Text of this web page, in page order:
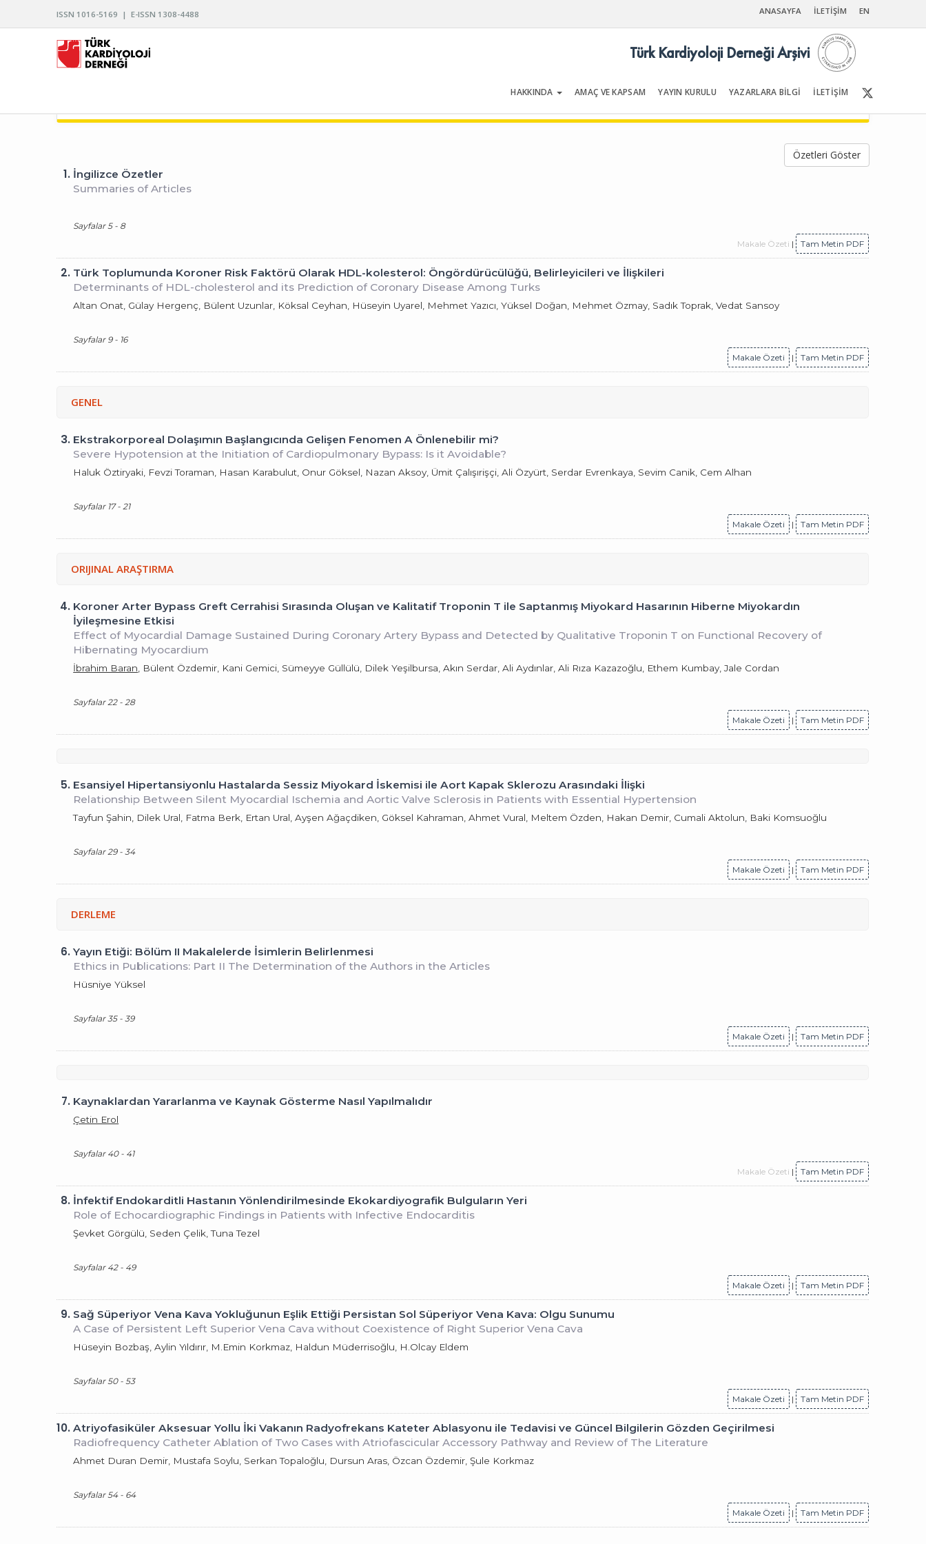
ISSN 1016-5169 | E-ISSN 1308-4488 ANASAYFA İLETİŞİM EN
HAKKINDA AMAÇ VE KAPSAM YAYIN KURULU YAZARLARA BİLGİ İLETİŞİM
Türk Kardiyoloji Derneği Arşivi
Özetleri Göster
1. İngilizce Özetler
Summaries of Articles
Sayfalar 5 - 8
Makale Özeti | Tam Metin PDF
2. Türk Toplumunda Koroner Risk Faktörü Olarak HDL-kolesterol: Öngördürücülüğü, Belirleyicileri ve İlişkileri
Determinants of HDL-cholesterol and its Prediction of Coronary Disease Among Turks
Altan Onat, Gülay Hergenç, Bülent Uzunlar, Köksal Ceyhan, Hüseyin Uyarel, Mehmet Yazıcı, Yüksel Doğan, Mehmet Özmay, Sadık Toprak, Vedat Sansoy
Sayfalar 9 - 16
Makale Özeti
| Tam Metin PDF
GENEL
3. Ekstrakorporeal Dolaşımın Başlangıcında Gelişen Fenomen A Önlenebilir mi?
Severe Hypotension at the Initiation of Cardiopulmonary Bypass: Is it Avoidable?
Haluk Öztiryaki, Fevzi Toraman, Hasan Karabulut, Onur Göksel, Nazan Aksoy, Ümit Çalışırişçi, Ali Özyürt, Serdar Evrenkaya, Sevim Canik, Cem Alhan
Sayfalar 17 - 21
Makale Özeti
| Tam Metin PDF
ORIJINAL ARAŞTIRMA
4. Koroner Arter Bypass Greft Cerrahisi Sırasında Oluşan ve Kalitatif Troponin T ile Saptanmış Miyokard Hasarının Hiberne Miyokardın
İyileşmesine Etkisi
Effect of Myocardial Damage Sustained During Coronary Artery Bypass and Detected by Qualitative Troponin T on Functional Recovery of
Hibernating Myocardium
İbrahim Baran , Bülent Özdemir, Kani Gemici, Sümeyye Güllülü, Dilek Yeşilbursa, Akın Serdar, Ali Aydınlar, Ali Rıza Kazazoğlu, Ethem Kumbay, Jale Cordan
Sayfalar 22 - 28
Makale Özeti
| Tam Metin PDF
5. Esansiyel Hipertansiyonlu Hastalarda Sessiz Miyokard İskemisi ile Aort Kapak Sklerozu Arasındaki İlişki
Relationship Between Silent Myocardial Ischemia and Aortic Valve Sclerosis in Patients with Essential Hypertension
Tayfun Şahin, Dilek Ural, Fatma Berk, Ertan Ural, Ayşen Ağaçdiken, Göksel Kahraman, Ahmet Vural, Meltem Özden, Hakan Demir, Cumali Aktolun, Baki Komsuoğlu
Sayfalar 29 - 34
Makale Özeti
| Tam Metin PDF
DERLEME
6.Yayın Etiği: Bölüm II Makalelerde İsimlerin Belirlenmesi
Ethics in Publications: Part II The Determination of the Authors in the Articles
Hüsniye Yüksel
Sayfalar 35 - 39
Makale Özeti
| Tam Metin PDF
7. Kaynaklardan Yararlanma ve Kaynak Gösterme Nasıl Yapılmalıdır
Çetin Erol
Sayfalar 40 - 41
Makale Özeti | Tam Metin PDF
8. İnfektif Endokarditli Hastanın Yönlendirilmesinde Ekokardiyografik Bulguların Yeri
Role of Echocardiographic Findings in Patients with Infective Endocarditis
Şevket Görgülü, Seden Çelik, Tuna Tezel
Sayfalar 42 - 49
Makale Özeti
| Tam Metin PDF
9. Sağ Süperiyor Vena Kava Yokluğunun Eşlik Ettiği Persistan Sol Süperiyor Vena Kava: Olgu Sunumu
A Case of Persistent Left Superior Vena Cava without Coexistence of Right Superior Vena Cava
Hüseyin Bozbaş, Aylin Yıldırır, M.Emin Korkmaz, Haldun Müderrisoğlu, H.Olcay Eldem
Sayfalar 50 - 53
Makale Özeti
| Tam Metin PDF
10.Atriyofasiküler Aksesuar Yollu İki Vakanın Radyofrekans Kateter Ablasyonu ile Tedavisi ve Güncel Bilgilerin Gözden Geçirilmesi
Radiofrequency Catheter Ablation of Two Cases with Atriofascicular Accessory Pathway and Review of The Literature
Ahmet Duran Demir, Mustafa Soylu, Serkan Topaloğlu, Dursun Aras, Özcan Özdemir, Şule Korkmaz
Sayfalar 54 - 64
Makale Özeti
| Tam Metin PDF